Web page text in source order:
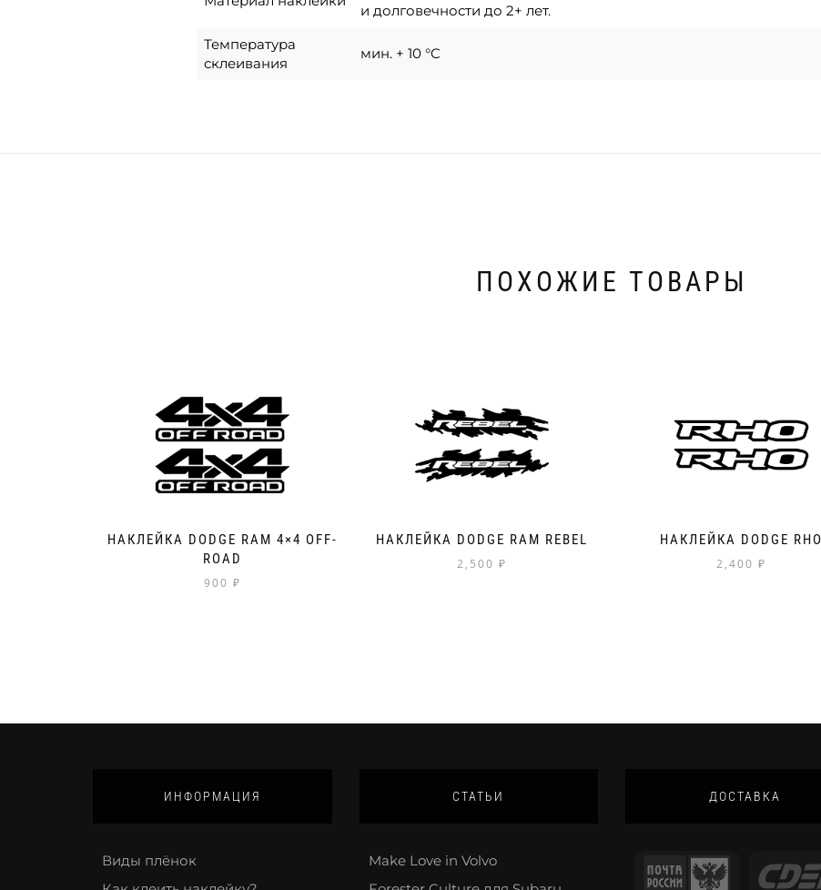
и долговечности до 2+ лет.
Температура
склеивания
мин. + 10 °C
ПОХОЖИЕ ТОВАРЫ
НАКЛЕЙКА DODGE RAM 4×4 OFF-
ROAD
900 ₽
НАКЛЕЙКА DODGE RAM REBEL
2,500 ₽
НАКЛЕЙКА DODGE RHO
2,400 ₽
ИНФОРМАЦИЯ
Виды плёнок
СТАТЬИ
Make Love in Volvo
ДОСТАВКА